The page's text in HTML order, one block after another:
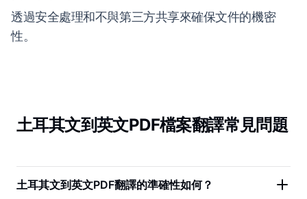
透過安全處理和不與第三方共享來確保文件的機密
性。
土耳其文到英文PDF檔案翻譯常見問題
土耳其文到英文PDF翻譯的準確性如何？